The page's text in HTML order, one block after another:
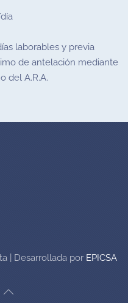
laborables y previa
de antelación mediante
del A.R.A.
| Desarrollada por EPICSA